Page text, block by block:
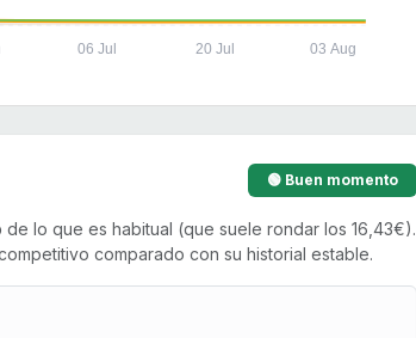
06 Jul 20 Jul 03 Aug
🟢 Buen momento
de lo que es habitual (que suele rondar los 16,43€).
comparado con su historial estable.